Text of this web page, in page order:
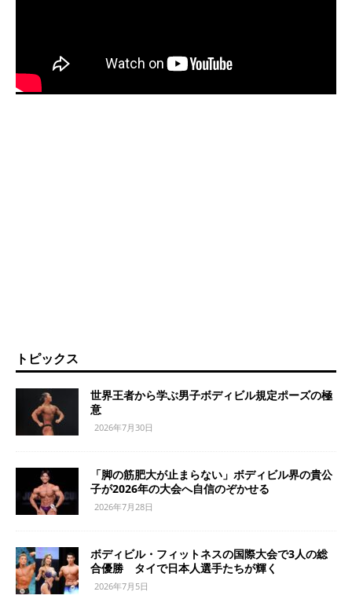
トピックス
世界王者から学ぶ男子ボディビル規定ポーズの極
意
2026年7月30日
「脚の筋肥大が止まらない」ボディビル界の貴公
子が2026年の大会へ自信のぞかせる
2026年7月28日
ボディビル・フィットネスの国際大会で3人の総
合優勝 タイで日本人選手たちが輝く
2026年7月5日